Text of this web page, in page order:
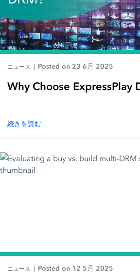
ニュース | Posted on 23 6月 2025
Why Choose ExpressPlay
続きを読む
ニュース | Posted on 12 5月 2025